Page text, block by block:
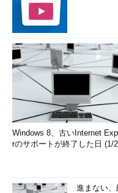
Windows 8、古いInternet
rのサポートが終了した日 (1/
進まない